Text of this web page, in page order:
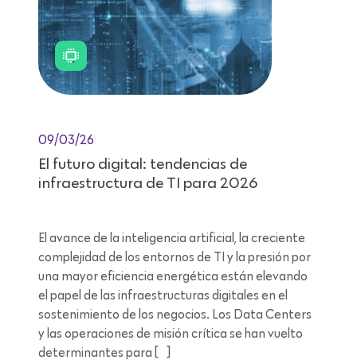
09/03/26
El futuro digital: tendencias de
infraestructura de TI para 2026
El avance de la inteligencia artificial, la creciente
complejidad de los entornos de TI y la presión por
una mayor eficiencia energética están elevando
el papel de las infraestructuras digitales en el
sostenimiento de los negocios. Los Data Centers
y las operaciones de misión crítica se han vuelto
determinantes para […]